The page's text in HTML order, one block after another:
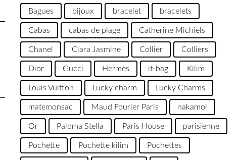
Bagues bijoux bracelet bracelets
Cabas cabas de plage Catherine Michiels
Chanel Clara Jasmine Collier Colliers
Dior Gucci Hermès it-bag Kilim
Louis Vuitton Lucky charm Lucky Charms
matemonsac Maud Fourier Paris nakamol
Or Paloma Stella Paris House parisienne
Pochette Pochette kilim Pochettes